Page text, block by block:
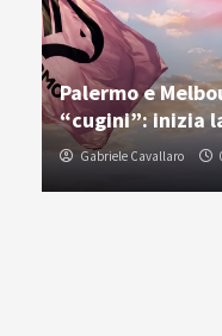
Palermo e
“cugini”: inizia
Gabriele Cavallaro